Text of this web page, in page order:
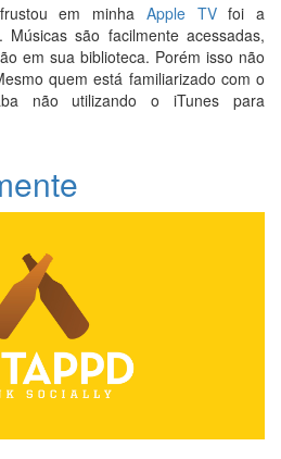
em minha Apple TVfoi a
Músicas são facilmente acessadas,
em sua biblioteca. Porém isso não
quem está familiarizado com o
não utilizando o iTunes para